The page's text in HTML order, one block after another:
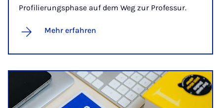
Profilierungsphase auf dem Weg zur Professur.
Mehr erfahren